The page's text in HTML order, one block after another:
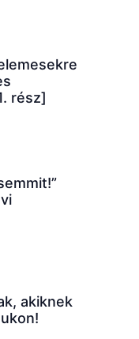
rész]
akiknek